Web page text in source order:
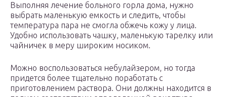
Выполняя лечение больного горла дома, нужно
выбрать маленькую емкость и следить, чтобы
температура пара не смогла обжечь кожу у лица.
Удобно использовать чашку, маленькую тарелку или
чайничек в меру широким носиком.
Можно воспользоваться небулайзером, но тогда
придется более тщательно поработать с
приготовлением раствора. Они должны находится в